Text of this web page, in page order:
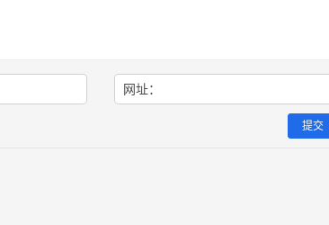
网址：
提交